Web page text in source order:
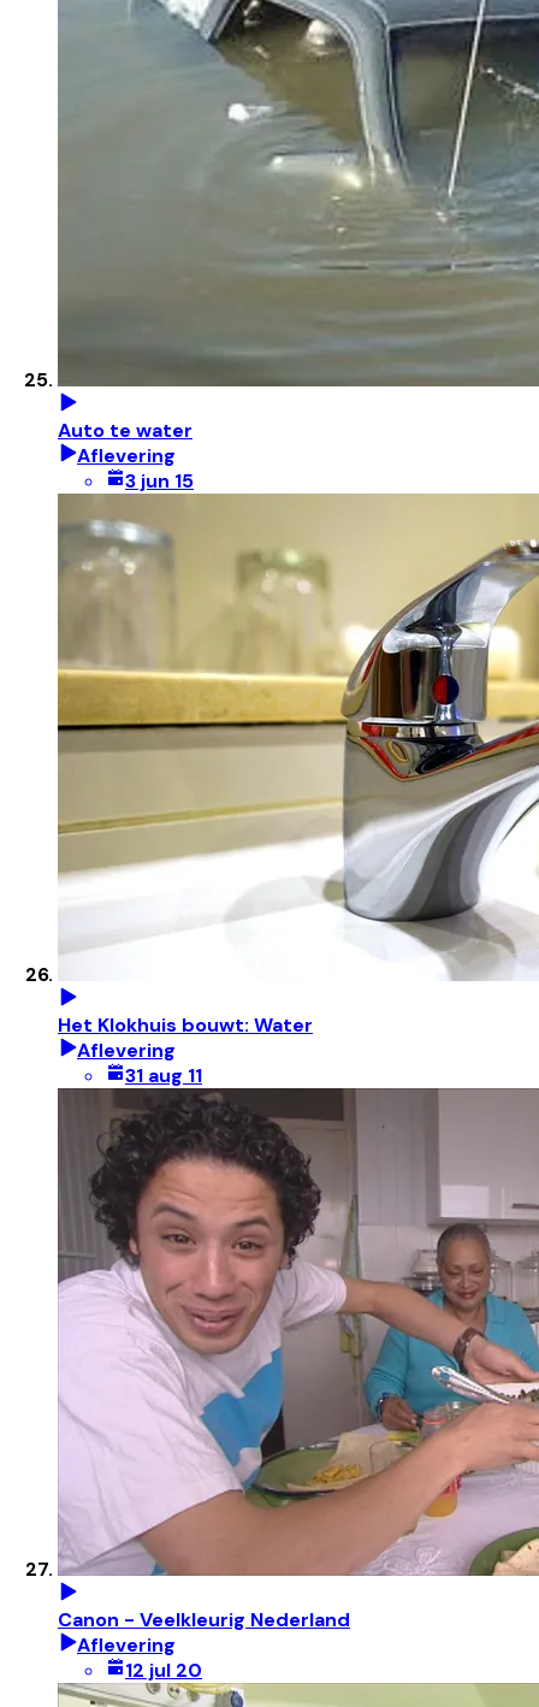
Auto te water
Aflevering
3 jun 15
Het Klokhuis bouwt: Water
Aflevering
31 aug 11
Canon - Veelkleurig Nederland
Aflevering
12 jul 20